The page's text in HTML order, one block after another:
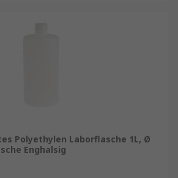
Polyethylen Laborflasche 1L, Ø
Enghalsig